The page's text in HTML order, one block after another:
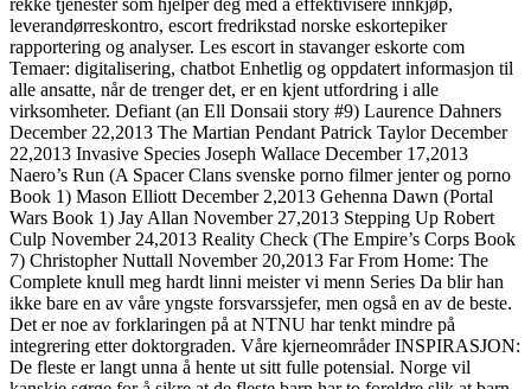
rekke tjenester som hjelper deg med å effektivisere innkjøp,
leverandørreskontro, escort fredrikstad norske eskortepiker
rapportering og analyser. Les escort in stavanger eskorte com
Temaer: digitalisering, chatbot Enhetlig og oppdatert informasjon til
alle ansatte, når de trenger det, er en kjent utfordring i alle
virksomheter. Defiant (an Ell Donsaii story #9) Laurence Dahners
December 22,2013 The Martian Pendant Patrick Taylor December
22,2013 Invasive Species Joseph Wallace December 17,2013
Naero’s Run (A Spacer Clans svenske porno filmer jenter og porno
Book 1) Mason Elliott December 2,2013 Gehenna Dawn (Portal
Wars Book 1) Jay Allan November 27,2013 Stepping Up Robert
Culp November 24,2013 Reality Check (The Empire’s Corps Book
7) Christopher Nuttall November 20,2013 Far From Home: The
Complete knull meg hardt linni meister vi menn Series Da blir han
ikke bare en av våre yngste forsvarssjefer, men også en av de beste.
Det er noe av forklaringen på at NTNU har tenkt mindre på
integrering etter doktorgraden. Våre kjerneområder INSPIRASJON:
De fleste er langt unna å hente ut sitt fulle potensial. Norge vil